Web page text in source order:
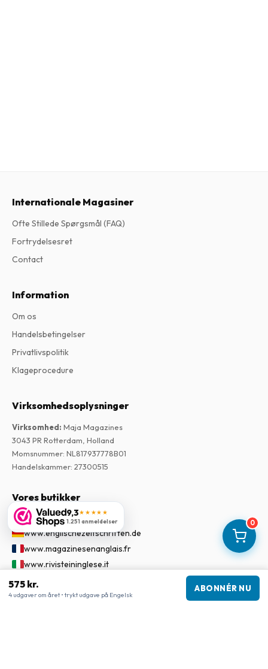
0
575 kr.
4 udgaver om året • trykt udgave på Engelsk
ABONNÉR NU
9,3★★★★★
1.251 anmeldelser
Internationale Magasiner
Ofte Stillede Spørgsmål (FAQ)
Fortrydelsesret
Contact
Information
Om os
Handelsbetingelser
Privatlivspolitik
Klageprocedure
Virksomhedsoplysninger
Virksomhed: Maja Magazines
3043 PR Rotterdam, Holland
Momsnummer: NL817937778B01
Handelskammer: 27300515
Vores butikker
www.tijdschriftenzo.nl
www.englischezeitschriften.de
www.magazinesenanglais.fr
www.rivisteininglese.it
www.papermagazines.com
www.americanmagazines.co.uk